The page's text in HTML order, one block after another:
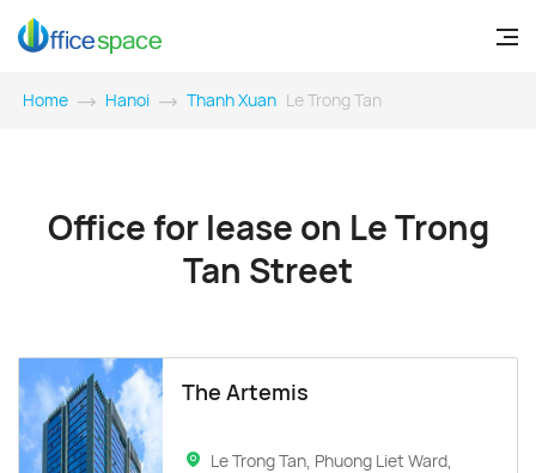
Home Hanoi Thanh Xuan Le Trong Tan
Office for lease on Le Trong
Tan Street
The Artemis
Le Trong Tan, Phuong Liet Ward,